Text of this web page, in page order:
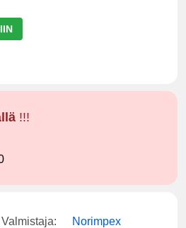
!!!
Valmistaja: Norimpex